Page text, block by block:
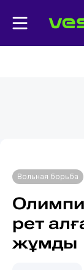
Вольная борьба
рет
жұмды